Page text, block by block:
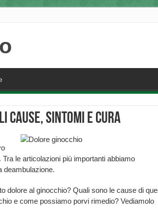
cause, sintomi e cura
le articolazioni più importanti abbiamo
deambulazione.
dolore al ginocchio? Quali sono le cause di
e come possiamo porvi rimedio? Vediamolo